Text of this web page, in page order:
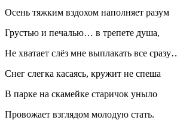
Осень тяжким вздохом наполняет разум
Грустью и печалью… в трепете душа,
Не хватает слёз мне выплакать все
Снег слегка касаясь, кружит не спеша
В парке на скамейке старичок уныло
Провожает взглядом молодую стать.